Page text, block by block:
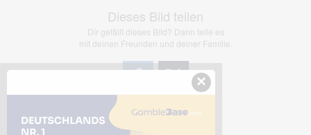
Dieses Bild teilen
Dir gefällt dieses Bild? Dann teile es
mit deinen Freunden und deiner Familie.
Share Links
×